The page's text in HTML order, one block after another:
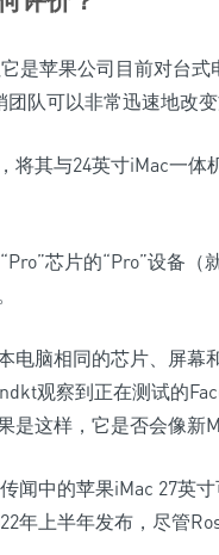
是苹果公司目前对台
队可以非常迅速地改变
将其与24英寸iMac一体
芯片的“Pro”设备（
电脑相同的芯片、屏幕
观察到正在测试的
是这样，它是否会像新
闻中的苹果iMac 27英
年上半年发布，尽管